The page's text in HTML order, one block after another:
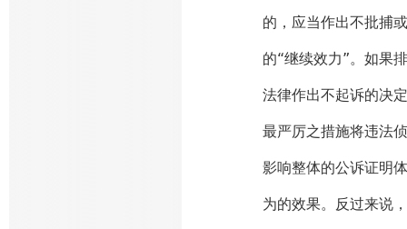
的，应当作出不批捕
的“继续效力”。如果
法律作出不起诉的决
最严厉之措施将违法
影响整体的公诉证明
为的效果。反过来说